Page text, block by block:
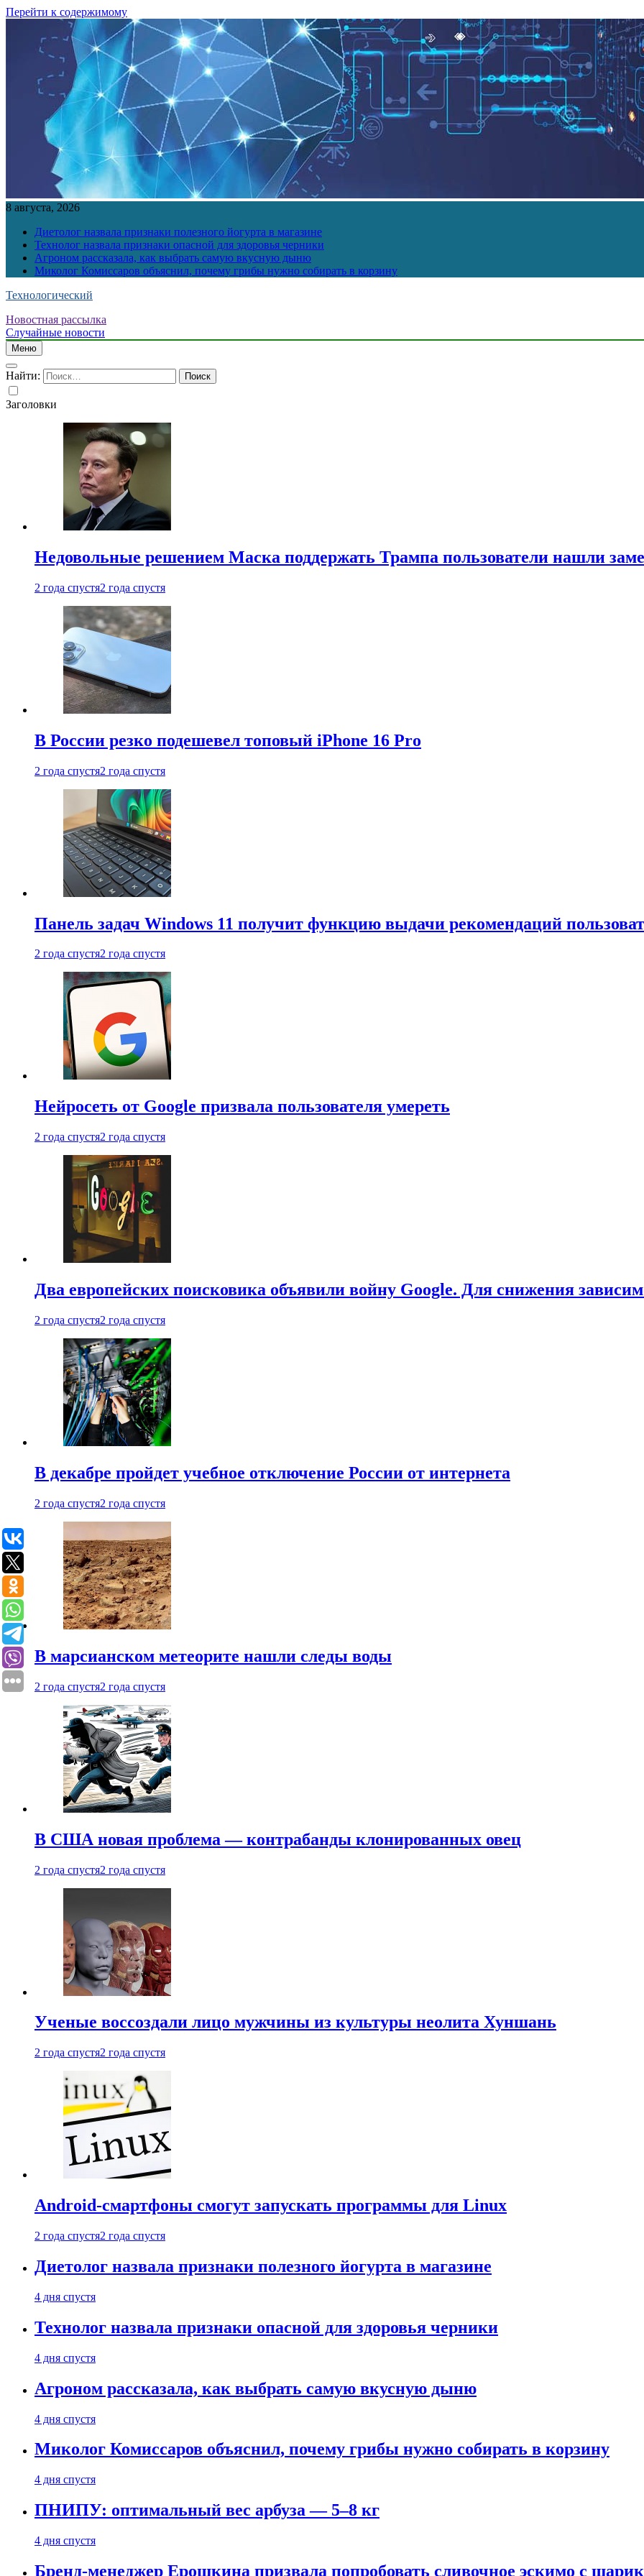
Перейти к содержимому
8 августа, 2026
Диетолог назвала признаки полезного йогурта в магазине
Технолог назвала признаки опасной для здоровья черники
Агроном рассказала, как выбрать самую вкусную дыню
Миколог Комиссаров объяснил, почему грибы нужно собирать в корзину
Технологический
Новостная рассылка
Случайные новости
Меню
Найти:
Заголовки
Недовольные решением Маска поддержать Трампа пользователи нашли
2 года спустя2 года спустя
В России резко подешевел топовый iPhone 16 Pro
2 года спустя2 года спустя
Панель задач Windows 11 получит функцию выдачи рекомендаций
2 года спустя2 года спустя
Нейросеть от Google призвала пользователя умереть
2 года спустя2 года спустя
Два европейских поисковика объявили войну Google. Для снижения
2 года спустя2 года спустя
В декабре пройдет учебное отключение России от интернета
2 года спустя2 года спустя
В марсианском метеорите нашли следы воды
2 года спустя2 года спустя
В США новая проблема — контрабанды клонированных овец
2 года спустя2 года спустя
Ученые воссоздали лицо мужчины из культуры неолита Хуншань
2 года спустя2 года спустя
Android-смартфоны смогут запускать программы для Linux
2 года спустя2 года спустя
Диетолог назвала признаки полезного йогурта в магазине
4 дня спустя
Технолог назвала признаки опасной для здоровья черники
4 дня спустя
Агроном рассказала, как выбрать самую вкусную дыню
4 дня спустя
Миколог Комиссаров объяснил, почему грибы нужно собирать в корзину
4 дня спустя
ПНИПУ: оптимальный вес арбуза — 5–8 кг
4 дня спустя
Бренд-менеджер Ерошкина призвала попробовать сливочное эскимо с